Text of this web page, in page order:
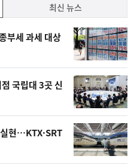
최신 뉴스
부세 과세 대상
국립대 3곳 신
현…KTX·SRT